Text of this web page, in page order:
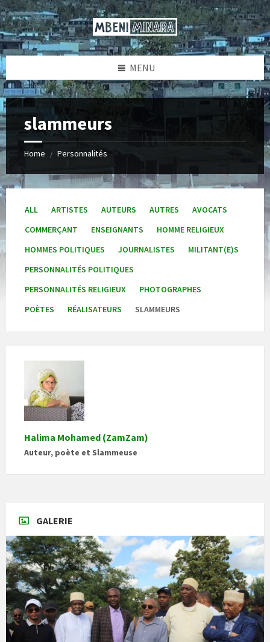
Skip
to
content
Skip
to
left
sidebar
Skip
to
footer
MENU
slammeurs
Home / Personnalités
ALL ARTISTES AUTEURS AUTRES
AVOCATS
COMMERÇANT
ENSEIGNANTS
HOMME RELIGIEUX
HOMMES POLITIQUES
JOURNALISTES
MILITANT(E)S
PERSONNALITÉS POLITIQUES
PERSONNALITÉS RELIGIEUX
PHOTOGRAPHES
POÈTES
RÉALISATEURS SLAMMEURS
Halima Mohamed (ZamZam)
Auteur, poète et Slammeuse
GALERIE